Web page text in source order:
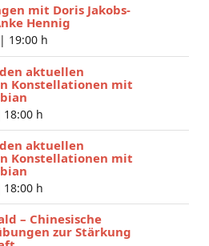
mit Doris Jakobs-
Hennig
19:00 h
aktuellen
Konstellationen mit
18:00 h
aktuellen
Konstellationen mit
18:00 h
– Chinesische
zur Stärkung